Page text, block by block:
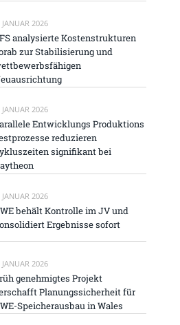
JANUAR 2026
analysierte Kostenstrukturen
zur Stabilisierung und
JANUAR 2026
Entwicklungs Produktions
reduzieren
signifikant bei
JANUAR 2026
behält Kontrolle im JV und
Ergebnisse sofort
JANUAR 2026
genehmigtes Projekt
Planungssicherheit für
Speicherausbau in Wales